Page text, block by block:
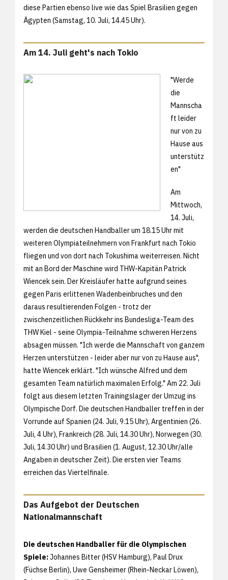
diese Partien ebenso live wie das Spiel Brasilien gegen
Ägypten (Samstag, 10. Juli, 14.45 Uhr).
Am 14. Juli geht's nach Tokio
"Werde
die
Mannscha
ft leider
nur von zu
Hause aus
unterstütz
en"
Am
Mittwoch,
14. Juli,
werden die deutschen Handballer um 18.15 Uhr mit
weiteren Olympiateilnehmern von Frankfurt nach Tokio
fliegen und von dort nach Tokushima weiterreisen. Nicht
mit an Bord der Maschine wird THW-Kapitän Patrick
Wiencek sein. Der Kreisläufer hatte aufgrund seines
gegen Paris erlittenen Wadenbeinbruches und den
daraus resultierenden Folgen - trotz der
zwischenzeitlichen Rückkehr ins Bundesliga-Team des
THW Kiel - seine Olympia-Teilnahme schweren Herzens
absagen müssen. "Ich werde die Mannschaft von ganzem
Herzen unterstützen - leider aber nur von zu Hause aus",
hatte Wiencek erklärt. "Ich wünsche Alfred und dem
gesamten Team natürlich maximalen Erfolg." Am 22. Juli
folgt aus diesem letzten Trainingslager der Umzug ins
Olympische Dorf. Die deutschen Handballer treffen in der
Vorrunde auf Spanien (24. Juli, 9.15 Uhr), Argentinien (26.
Juli, 4 Uhr), Frankreich (28. Juli, 14.30 Uhr), Norwegen (30.
Juli, 14.30 Uhr) und Brasilien (1. August, 12.30 Uhr/alle
Angaben in deutscher Zeit). Die ersten vier Teams
erreichen das Viertelfinale.
Das Aufgebot der Deutschen
Nationalmannschaft
Die deutschen Handballer für die Olympischen
Spiele:Johannes Bitter (HSV Hamburg), Paul Drux
(Füchse Berlin), Uwe Gensheimer (Rhein-Neckar Löwen),